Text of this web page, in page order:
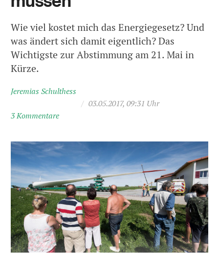
Wie viel kostet mich das Energiegesetz? Und
was ändert sich damit eigentlich? Das
Wichtigste zur Abstimmung am 21. Mai in
Kürze.
Jeremias Schulthess
/ 03.05.2017, 09:31 Uhr
3 Kommentare